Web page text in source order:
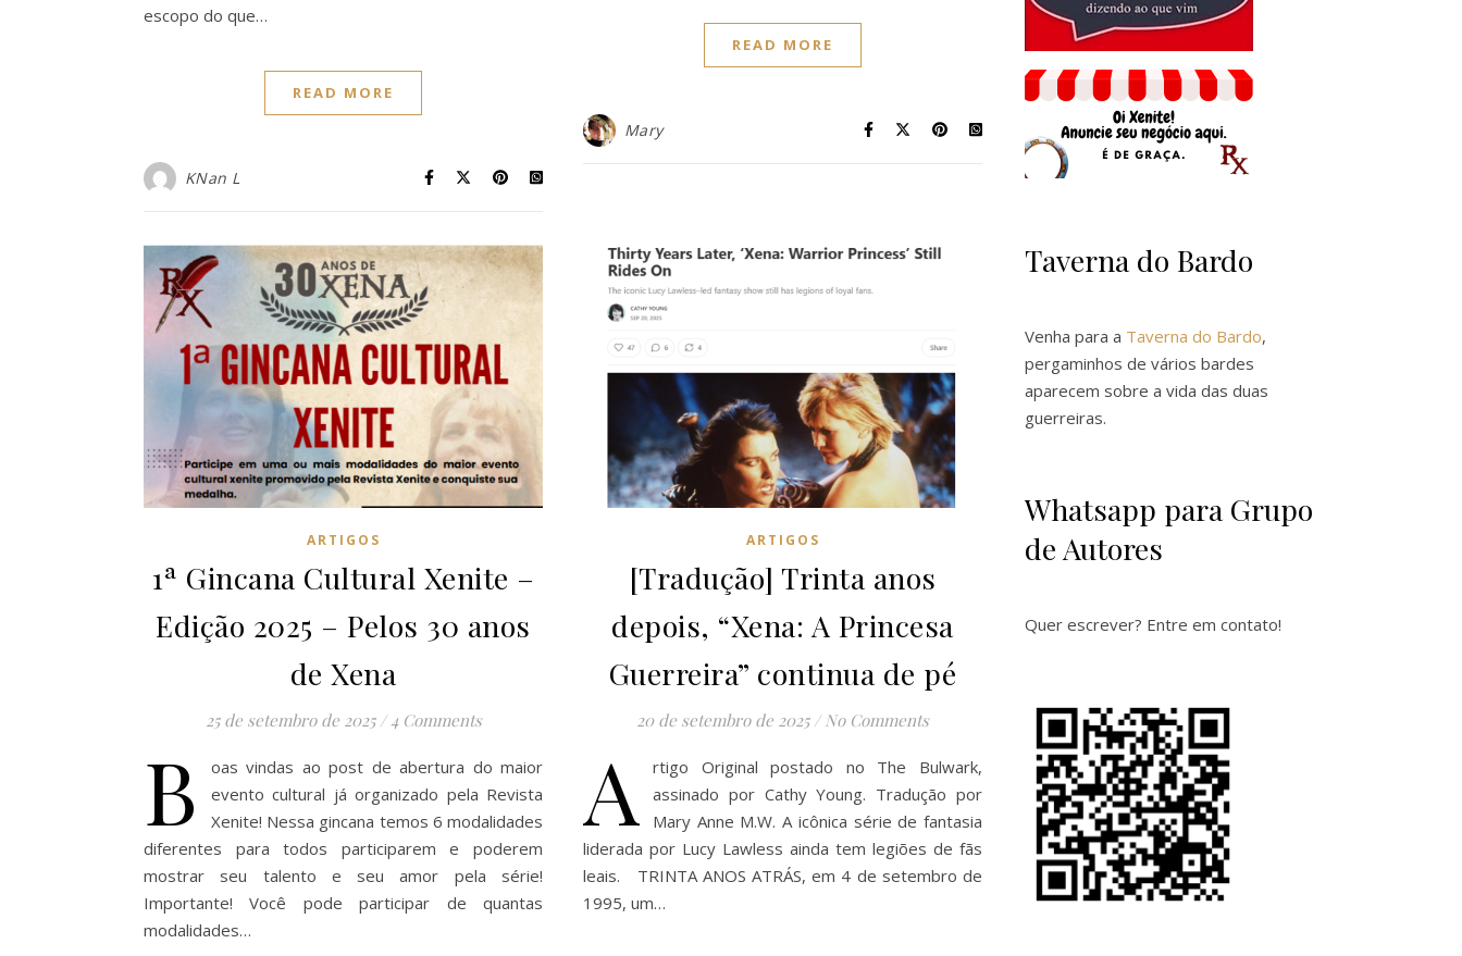
escopo do que…
READ MORE
KNan L
READ MORE
Mary
ARTIGOS
1ª Gincana Cultural Xenite –
Edição 2025 – Pelos 30 anos
de Xena
25 de setembro de 2025 / 4 Comments
B
oas vindas ao post de abertura do maior
evento cultural já organizado pela Revista
Xenite! Nessa gincana temos 6 modalidades
diferentes para todos participarem e poderem
mostrar seu talento e seu amor pela série!
Importante! Você pode participar de quantas
modalidades…
ARTIGOS
[Tradução] Trinta anos
depois, “Xena: A Princesa
Guerreira” continua de pé
20 de setembro de 2025 / No Comments
A
rtigo Original postado no The Bulwark,
assinado por Cathy Young. Tradução por
Mary Anne M.W. A icônica série de fantasia
liderada por Lucy Lawless ainda tem legiões de fãs
leais. TRINTA ANOS ATRÁS, em 4 de setembro de
1995, um…
Taverna do Bardo
Venha para a Taverna do Bardo,
pergaminhos de vários bardes
aparecem sobre a vida das duas
guerreiras.
Whatsapp para Grupo
de Autores
Quer escrever? Entre em contato!